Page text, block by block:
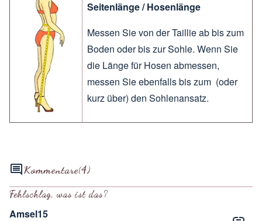
Seitenlänge / Hosenlänge
Messen Sie von der Taillie ab bis zum
Boden oder bis zur Sohle. Wenn Sie
die Länge für Hosen abmessen,
messen Sie ebenfalls bis zum (oder
kurz über) den Sohlenansatz.
Kommentare(4)
Fehlschlag, was ist das?
Amsel15